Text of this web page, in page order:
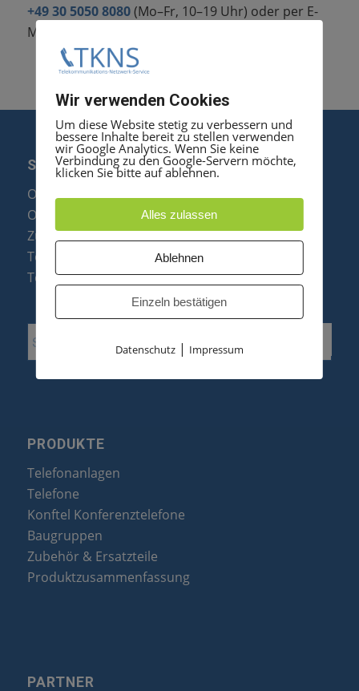
+49 30 5050 8080(Mo–Fr, 10–19 Uhr) oder per E-
Mail an
SERVICE
Optipoint Display Reparatur
Octophon F Display Reparatur
Zubehör & Ersatzteile
Telefonanlagen Optimierung
Telefonanlagen Erweiterung
PRODUKTE
Telefonanlagen
Telefone
Konftel Konferenztelefone
Baugruppen
Zubehör & Ersatzteile
Produktzusammenfassung
PARTNER
Wir verwenden Cookies
Um diese Website stetig zu verbessern und
bessere Inhalte bereit zu stellen verwenden
wir Google Analytics. Wenn Sie keine
Verbindung zu den Google-Servern möchte,
klicken Sie bitte auf ablehnen.
Alles zulassen
Ablehnen
Einzeln bestätigen
Datenschutz| Impressum